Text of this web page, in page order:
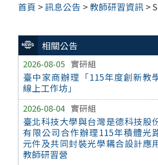
首頁 >訊息公告 >教師研習資訊 >
相關公告
2026-08-05 實研組
臺中家商辦理「115年度創新教
線上工作坊」
2026-08-04 實研組
臺北科技大學與台灣是德科技股
有限公司合作辦理115年積體光
元件及共同封裝光學耦合設計應
教師研習營